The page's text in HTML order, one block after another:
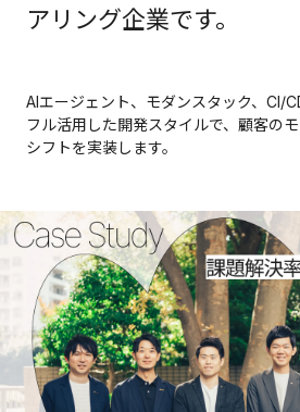
アリング企業です。
AIエージェント、モダンスタック、CI/
フル活用した開発スタイルで、顧客の
シフトを実装します。